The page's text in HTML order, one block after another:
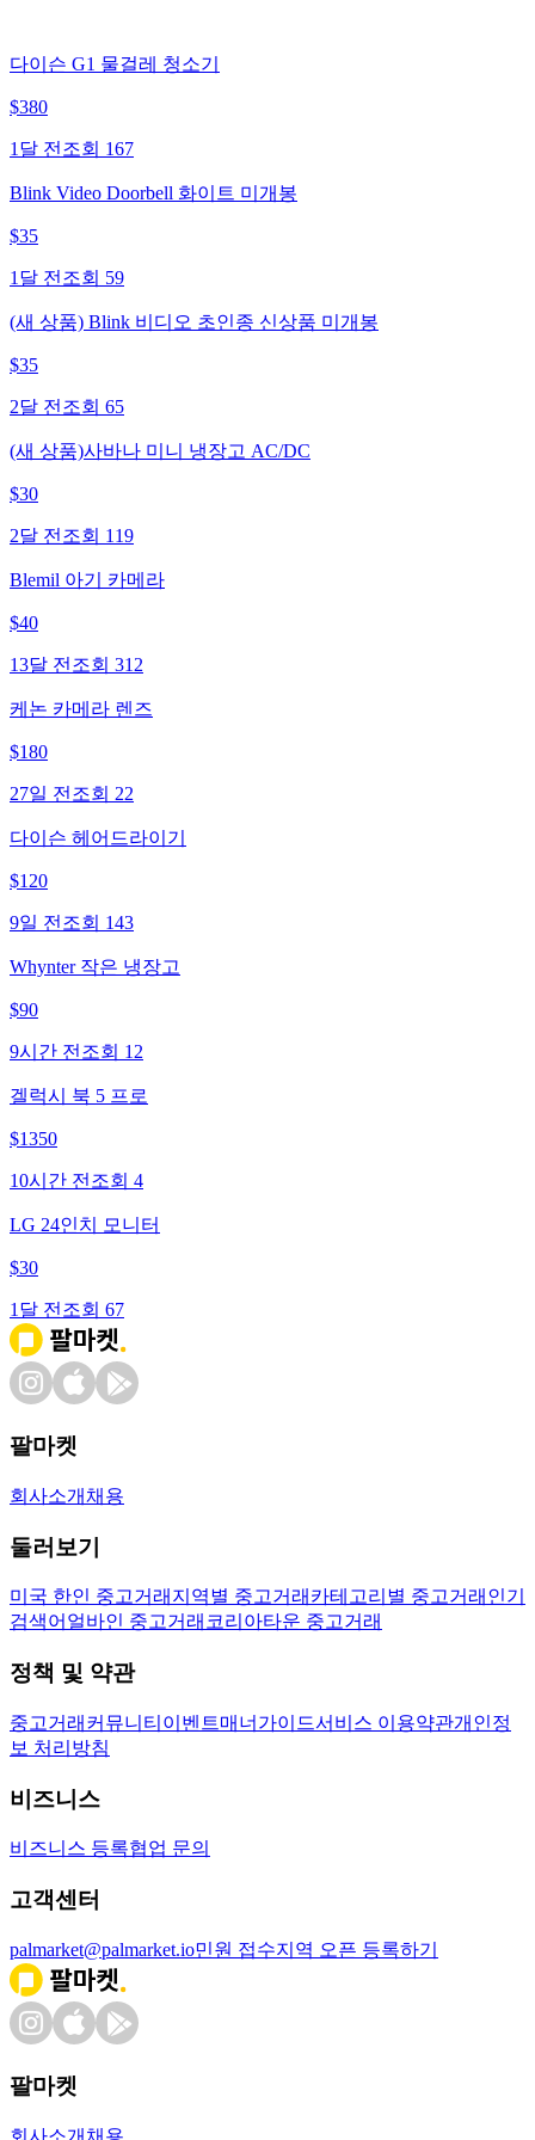
다이슨 G1 물걸레 청소기
$380
1달 전 조회 167
Blink Video Doorbell 화이트 미개봉
$35
1달 전 조회 59
(새 상품) Blink 비디오 초인종 신상품 미개봉
$35
2달 전 조회 65
(새 상품)사바나 미니 냉장고 AC/DC
$30
2달 전 조회 119
Blemil 아기 카메라
$40
13달 전 조회 312
케논 카메라 렌즈
$180
27일 전 조회 22
다이슨 헤어드라이기
$120
9일 전 조회 143
Whynter 작은 냉장고
$90
9시간 전 조회 12
겔럭시 북 5 프로
$1350
10시간 전 조회 4
LG 24인치 모니터
$30
1달 전 조회 67
팔마켓
회사소개 채용
둘러보기
미국 한인 중고거래 지역별 중고거래 카테고리별 중고거래 인기
검색어 얼바인 중고거래 코리아타운 중고거래
정책 및 약관
중고거래 커뮤니티 이벤트매너가이드서비스 이용약관개인정
보 처리방침
비즈니스
비즈니스 등록협업 문의
고객센터
palmarket@palmarket.io민원 접수지역 오픈 등록하기
팔마켓